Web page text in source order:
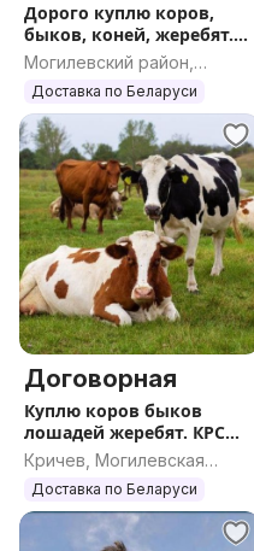
Дорого куплю коров,
быков, коней, жеребят.
КРС
Могилевский район,
Могилевская область
Доставка по Беларуси
Договорная
Куплю коров быков
лошадей жеребят. КРС
ДОРОГО
Кричев, Могилевская
область
Доставка по Беларуси